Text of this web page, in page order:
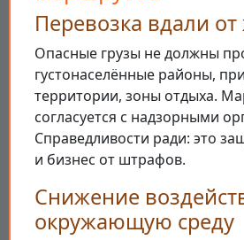
Перевозка вдали
Опасные грузы не должны
густонаселённые районы,
территории, зоны отдыха.
согласуется с надзорными
Справедливости ради: это
и бизнес от штрафов.
Снижение
окружающую среду